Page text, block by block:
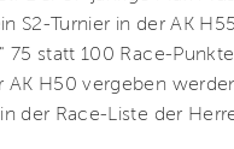
S2-Turnier in der AK
75 statt 100 Race-
AK H50 vergeben
der Race-Liste der